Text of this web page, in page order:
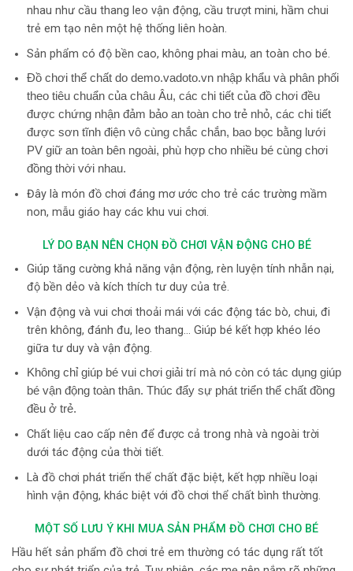
nhau như cầu thang leo vận động, cầu trượt mini, hầm chui
trẻ em tạo nên một hệ thống liên hoàn.
Sản phẩm có độ bền cao, không phai màu, an toàn cho bé.
Đồ chơi thể chất do demo.vadoto.vn nhập khẩu và phân phối
theo tiêu chuẩn của châu Âu, các chi tiết của đồ chơi đều
được chứng nhận đảm bảo an toàn cho trẻ nhỏ, các chi tiết
được sơn tĩnh điện vô cùng chắc chắn, bao bọc bằng lưới
PV giữ an toàn bên ngoài, phù hợp cho nhiều bé cùng chơi
đồng thời với nhau.
Đây là món đồ chơi đáng mơ ước cho trẻ các trường mầm
non, mẫu giáo hay các khu vui chơi.
LÝ DO BẠN NÊN CHỌN ĐỒ CHƠI VẬN ĐỘNG CHO BÉ
Giúp tăng cường khả năng vận động, rèn luyện tính nhẫn nại,
độ bền dẻo và kích thích tư duy của trẻ.
Vận động và vui chơi thoải mái với các động tác bò, chui, đi
trên không, đánh đu, leo thang… Giúp bé kết hợp khéo léo
giữa tư duy và vận động.
Không chỉ giúp bé vui chơi giải trí mà nó còn có tác dụng giúp
bé vận động toàn thân. Thúc đẩy sự phát triển thể chất đồng
đều ở trẻ.
Chất liệu cao cấp nên để được cả trong nhà và ngoài trời
dưới tác động của thời tiết.
Là đồ chơi phát triển thể chất đặc biệt, kết hợp nhiều loại
hình vận động, khác biệt với đồ chơi thể chất bình thường.
MỘT SỐ LƯU Ý KHI MUA SẢN PHẨM ĐỒ CHƠI CHO BÉ
Hầu hết sản phẩm đồ chơi trẻ em thường có tác dụng rất tốt